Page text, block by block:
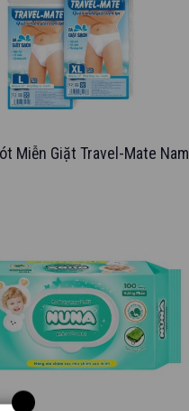
Miễn Giặt Travel-Mate Nam